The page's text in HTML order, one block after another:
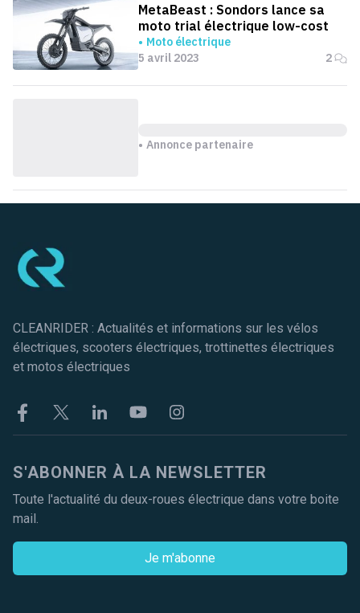
MetaBeast : Sondors lance sa
moto trial électrique low-cost
Moto électrique
5 avril 2023
2
Annonce partenaire
CLEANRIDER : Actualités et informations sur les vélos
électriques, scooters électriques, trottinettes électriques
et motos électriques
FacebookTwitter LinkekinYoutubeInstagram
S'ABONNER À LA NEWSLETTER
Toute l'actualité du deux-roues électrique dans votre boite
mail.
Je m'abonne